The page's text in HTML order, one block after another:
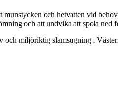
och hetvatten vid
och att undvika att spola ned
miljöriktig slamsugning i